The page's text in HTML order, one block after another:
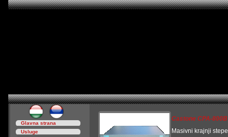
Glavna strana
Usluge
Castone CPA-800B
Masivni krajnji